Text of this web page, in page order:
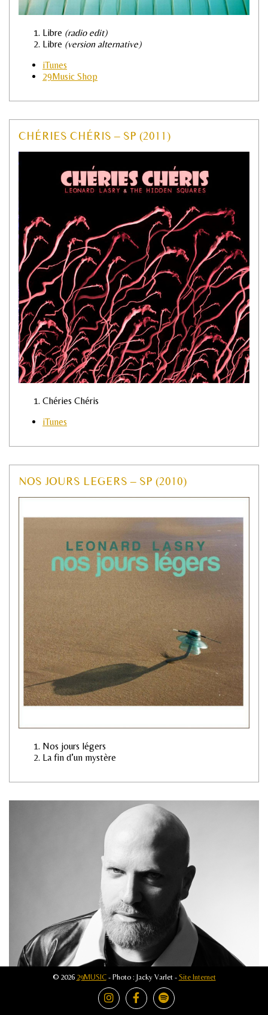
Libre (radio edit)
Libre (version alternative)
iTunes
29Music Shop
CHÉRIES CHÉRIS – SP (2011)
Chéries Chéris
iTunes
NOS JOURS LEGERS – SP (2010)
Nos jours légers
La fin d’un mystère
© 2026 29MUSIC- Photo : Jacky Varlet - Site Internet